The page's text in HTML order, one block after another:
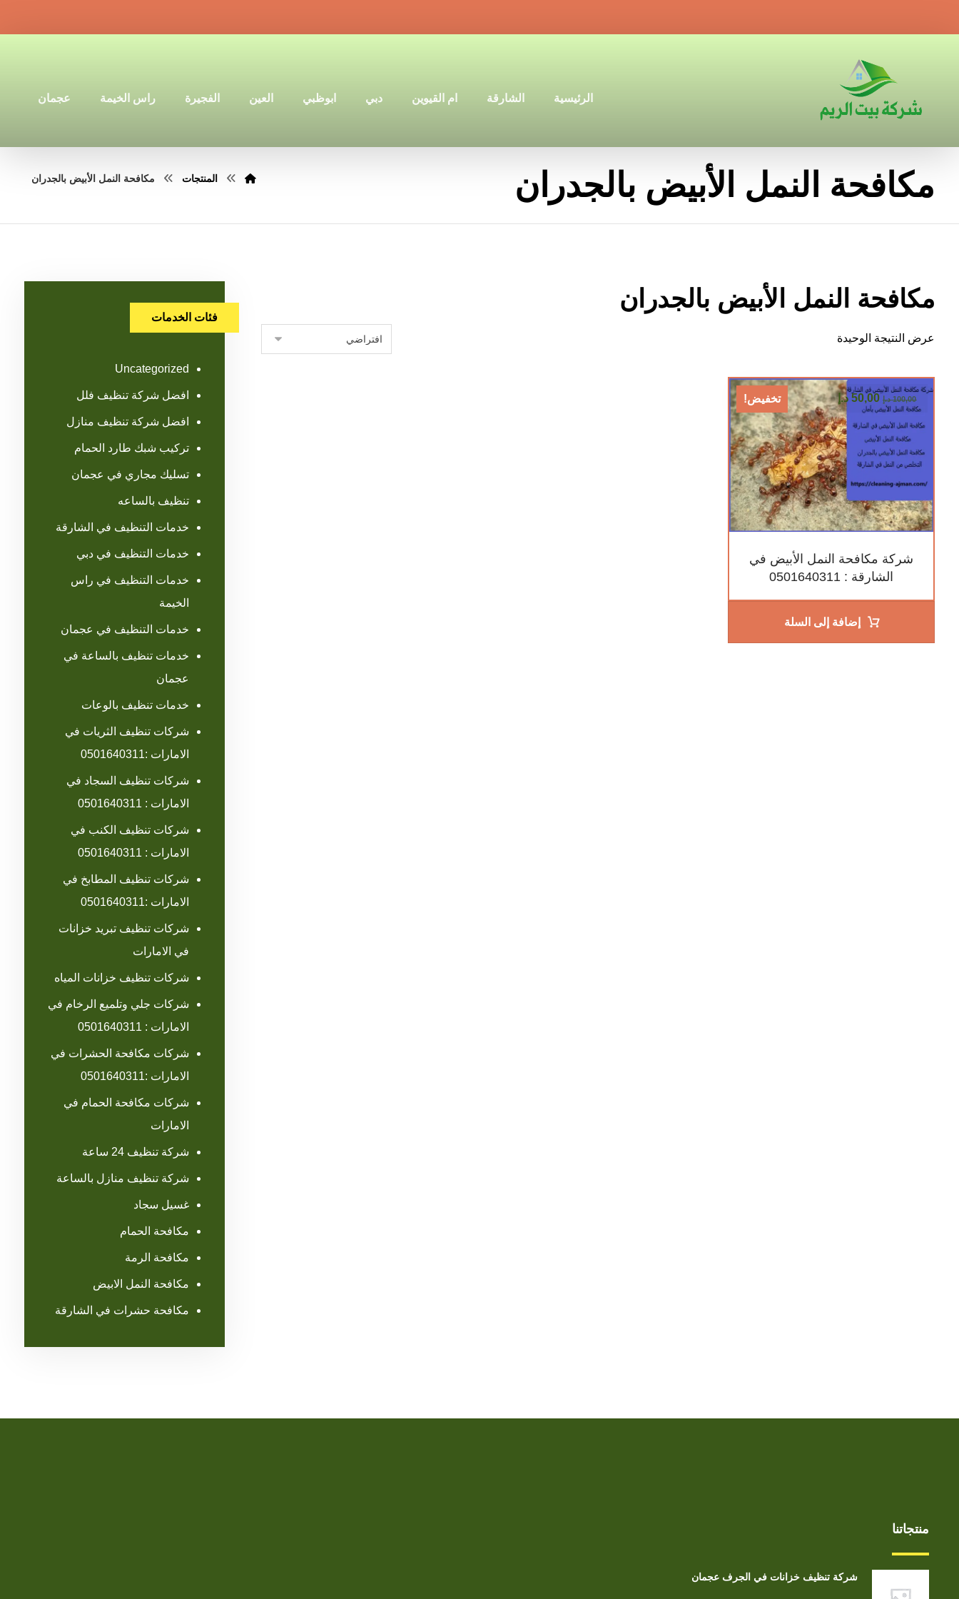
الرئيسية الشارقة ام القيوين دبي ابوظبي العين الفجيرة راس الخيمة عجمان
مكافحة النمل الأبيض بالجدران المنتجات مكافحة النمل الأبيض بالجدران
مكافحة النمل الأبيض بالجدران
عرض النتيجة الوحيدة
تخفيض!
شركة مكافحة النمل الأبيض في
الشارقة : 0501640311
100,00 د.إ 50,00 د.إ
إضافة إلى السلة
فئات الخدمات
Uncategorized
افضل شركة تنظيف فلل
افضل شركة تنظيف منازل
تركيب شبك طارد الحمام
تسليك مجاري في عجمان
تنظيف بالساعه
خدمات التنظيف في الشارقة
خدمات التنظيف في دبي
خدمات التنظيف في راس
الخيمة
خدمات التنظيف في عجمان
خدمات تنظيف بالساعة في
عجمان
خدمات تنظيف بالوعات
شركات تنظيف الثريات في
الامارات :0501640311
شركات تنظيف السجاد في
الامارات : 0501640311
شركات تنظيف الكنب في
الامارات : 0501640311
شركات تنظيف المطابخ في
الامارات :0501640311
شركات تنظيف تبريد خزانات
في الامارات
شركات تنظيف خزانات المياه
شركات جلي وتلميع الرخام في
الامارات : 0501640311
شركات مكافحة الحشرات في
الامارات :0501640311
شركات مكافحة الحمام في
الامارات
شركة تنظيف 24 ساعة
شركة تنظيف منازل بالساعة
غسيل سجاد
مكافحة الحمام
مكافحة الرمة
مكافحة النمل الابيض
مكافحة حشرات في الشارقة
منتجاتنا
شركة تنظيف خزانات في الجرف عجمان